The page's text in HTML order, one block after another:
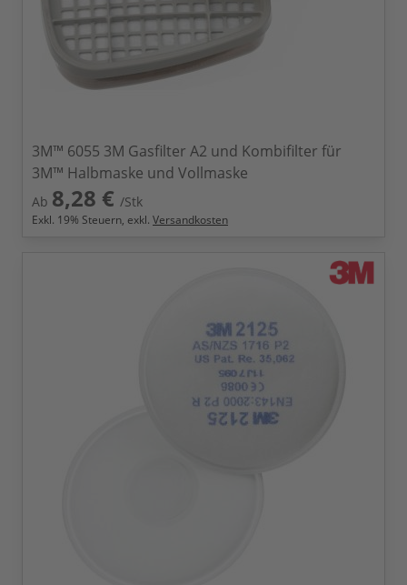
3M™ 6055 3M Gasfilter A2 und Kombifilter für
3M™ Halbmaske und Vollmaske
Ab 8,28 € /Stk
Exkl. 19% Steuern, exkl. Versandkosten